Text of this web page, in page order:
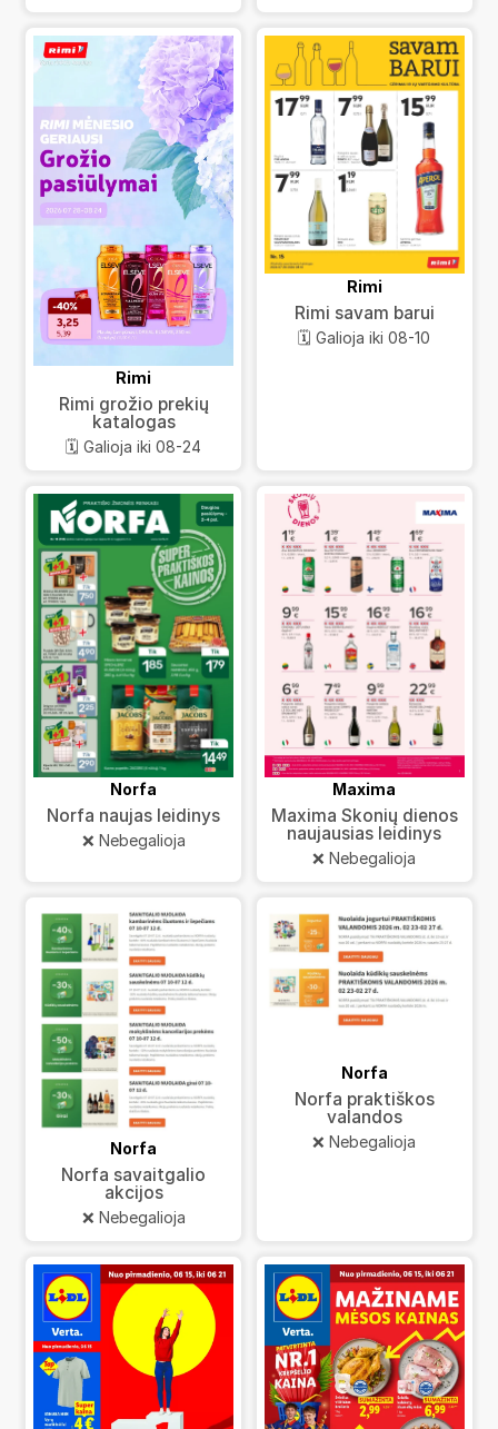
Rimi
Rimi grožio prekių
katalogas
🗓️ Galioja iki 08-24
Rimi
Rimi savam barui
🗓️ Galioja iki 08-10
Norfa
Norfa naujas leidinys
❌ Nebegalioja
Maxima
Maxima Skonių dienos
naujausias leidinys
❌ Nebegalioja
Norfa
Norfa savaitgalio
akcijos
❌ Nebegalioja
Norfa
Norfa praktiškos
valandos
❌ Nebegalioja